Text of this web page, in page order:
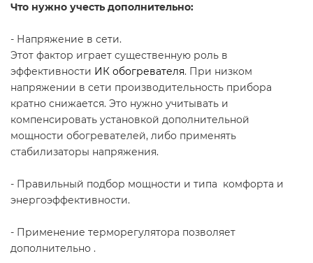
Что нужно учесть дополнительно:
- Напряжение в сети.
Этот фактор играет существенную роль в
эффективности ИК обогревателя. При низком
напряжении в сети производительность прибора
кратно снижается. Это нужно учитывать и
компенсировать установкой дополнительной
мощности обогревателей, либо применять
стабилизаторы напряжения.
- Правильный подбор мощности и типа комфорта и
энергоэффективности.
- Применение терморегулятора позволяет
дополнительно .